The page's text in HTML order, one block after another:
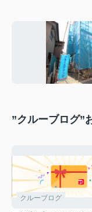
”クルーブログ”
クルーブログ